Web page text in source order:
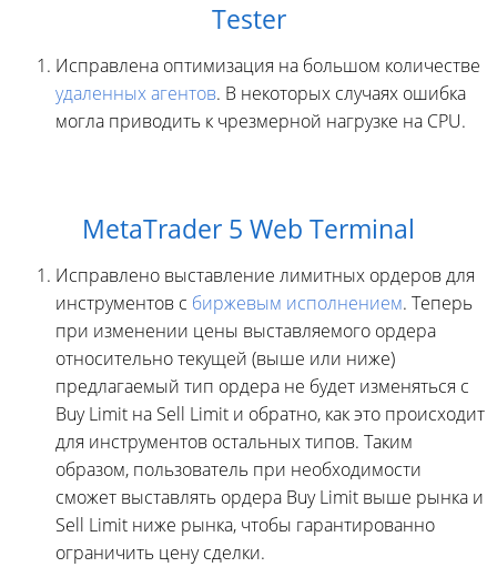
Tester
Исправлена оптимизация на большом количестве
удаленных агентов. В некоторых случаях ошибка
могла приводить к чрезмерной нагрузке на CPU.
MetaTrader 5 Web Terminal
Исправлено выставление лимитных ордеров для
инструментов с биржевым исполнением. Теперь
при изменении цены выставляемого ордера
относительно текущей (выше или ниже)
предлагаемый тип ордера не будет изменяться с
Buy Limit на Sell Limit и обратно, как это происходит
для инструментов остальных типов. Таким
образом, пользователь при необходимости
сможет выставлять ордера Buy Limit выше рынка и
Sell Limit ниже рынка, чтобы гарантированно
ограничить цену сделки.